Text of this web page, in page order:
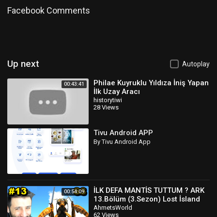
Hazırlayan : Aklınızda Bulunsun Ekibi
Facebook Comments
Up next Autoplay
00:43:41
Philae Kuyruklu Yıldıza İniş Yapan
İlk Uzay Aracı
historytiwi
28 Views
Tivu Android APP
By Tivu Android App
00:54:09
İLK DEFA MANTİS TUTTUM ? ARK
13.Bölüm (3.Sezon) Lost İsland
AhmetsWorld
62 Views